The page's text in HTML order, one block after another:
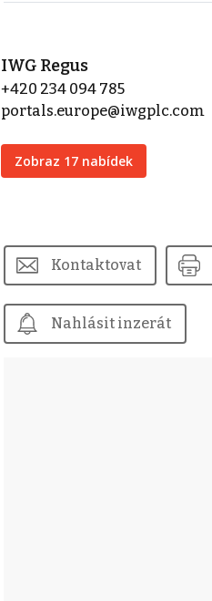
IWG Regus
+420 234 094 785
portals.europe@iwgplc.com
Zobraz 17 nabídek
Kontaktovat
Nahlásit inzerát